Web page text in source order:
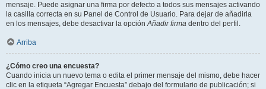
mensaje. Puede asignar una firma por defecto a todos sus mensajes activando
la casilla correcta en su Panel de Control de Usuario. Para dejar de añadirla
en los mensajes, debe desactivar la opciónAñadir firma dentro del perfil.
Arriba
¿Cómo creo una encuesta?
Cuando inicia un nuevo tema o edita el primer mensaje del mismo, debe hacer
clic en la etiqueta “Agregar Encuesta” debajo del formulario de publicación; si